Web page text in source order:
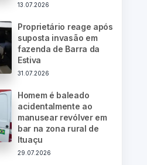
13.07.2026
Proprietário reage após
suposta invasão em
fazenda de Barra da
Estiva
31.07.2026
Homem é baleado
acidentalmente ao
manusear revólver em
bar na zona rural de
Ituaçu
29.07.2026